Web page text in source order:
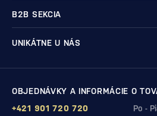
B2B SEKCIA
UNIKÁTNE U NÁS
OBJEDNÁVKY A INFORMÁCIE O
Po -
+421 901 720 720